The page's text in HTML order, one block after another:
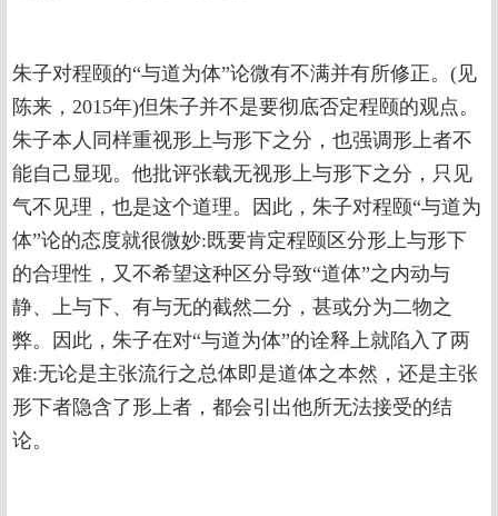
朱子对程颐的“与道为体”论微有不满并有所修正。(见
陈来，2015年)但朱子并不是要彻底否定程颐的观点。
朱子本人同样重视形上与形下之分，也强调形上者不
能自己显现。他批评张载无视形上与形下之分，只见
气不见理，也是这个道理。因此，朱子对程颐“与道为
体”论的态度就很微妙:既要肯定程颐区分形上与形下
的合理性，又不希望这种区分导致“道体”之内动与
静、上与下、有与无的截然二分，甚或分为二物之
弊。因此，朱子在对“与道为体”的诠释上就陷入了两
难:无论是主张流行之总体即是道体之本然，还是主张
形下者隐含了形上者，都会引出他所无法接受的结
论。